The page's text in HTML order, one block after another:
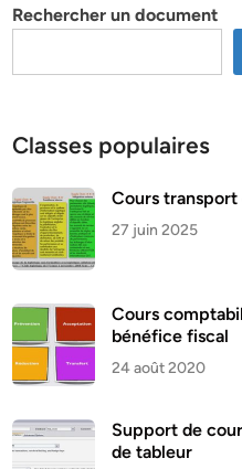
Rechercher un document
Classes populaires
Cours
27 juin 2025
Cours
bénéfice fiscal
24 août 2020
Support de
de tableur